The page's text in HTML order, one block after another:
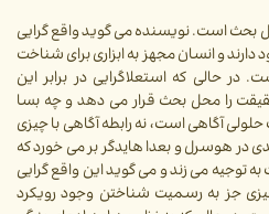
بحث است. نویسنده می گوید واقع گرایی
و انسان مجهز به ابزاری برای شناخت
حالی که استعلاگرایی در برابر این
را محل بحث قرار می دهد و چه بسا
آگاهی است، نه رابطه آگاهی با چیزی
در هوسرل و بعدا هایدگر بر می خورد که
توجیه می زند و می گوید این واقع گرایی
جز به رسمیت شناختن وجود رویکرد